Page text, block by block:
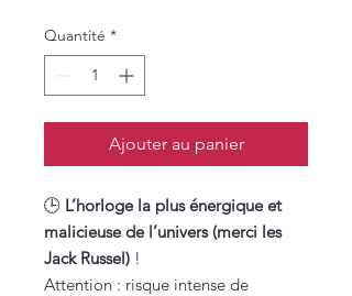
Quantité *
Ajouter au panier
🕒 L’horloge la plus énergique et
malicieuse de l’univers (merci les
Jack Russel) !
Attention : risque intense de